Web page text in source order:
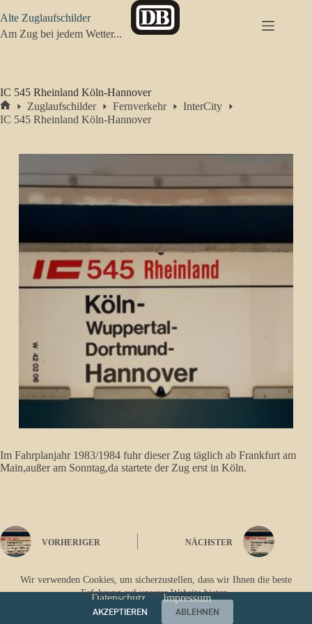
Inhalt
springen
Wir verwenden Cookies, um sicherzustellen, dass wir Ihnen die beste
Erfahrung auf unserer Website bieten.
AKZEPTIEREN
ABLEHNEN
Alte Zuglaufschilder
Am Zug bei jedem Wetter...
IC 545 Rheinland Köln-Hannover
Start
Zuglaufschilder Fernverkehr
InterCity
IC 545 Rheinland Köln-Hannover
Im Fahrplanjahr 1983/1984 fuhr dieser Zug täglich ab Frankfurt am
Main,außer am Sonntag,da startete der Zug erst in Köln.
VORHERIGER NÄCHSTER
Datenschutz Impressum